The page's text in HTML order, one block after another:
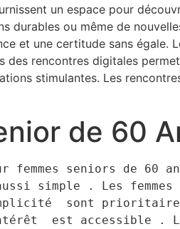
un espace pour
durables ou même de
et une certitude sans
des rencontres digitales
stimulantes. Les
de 60
simple . Les
sont
est accessible .